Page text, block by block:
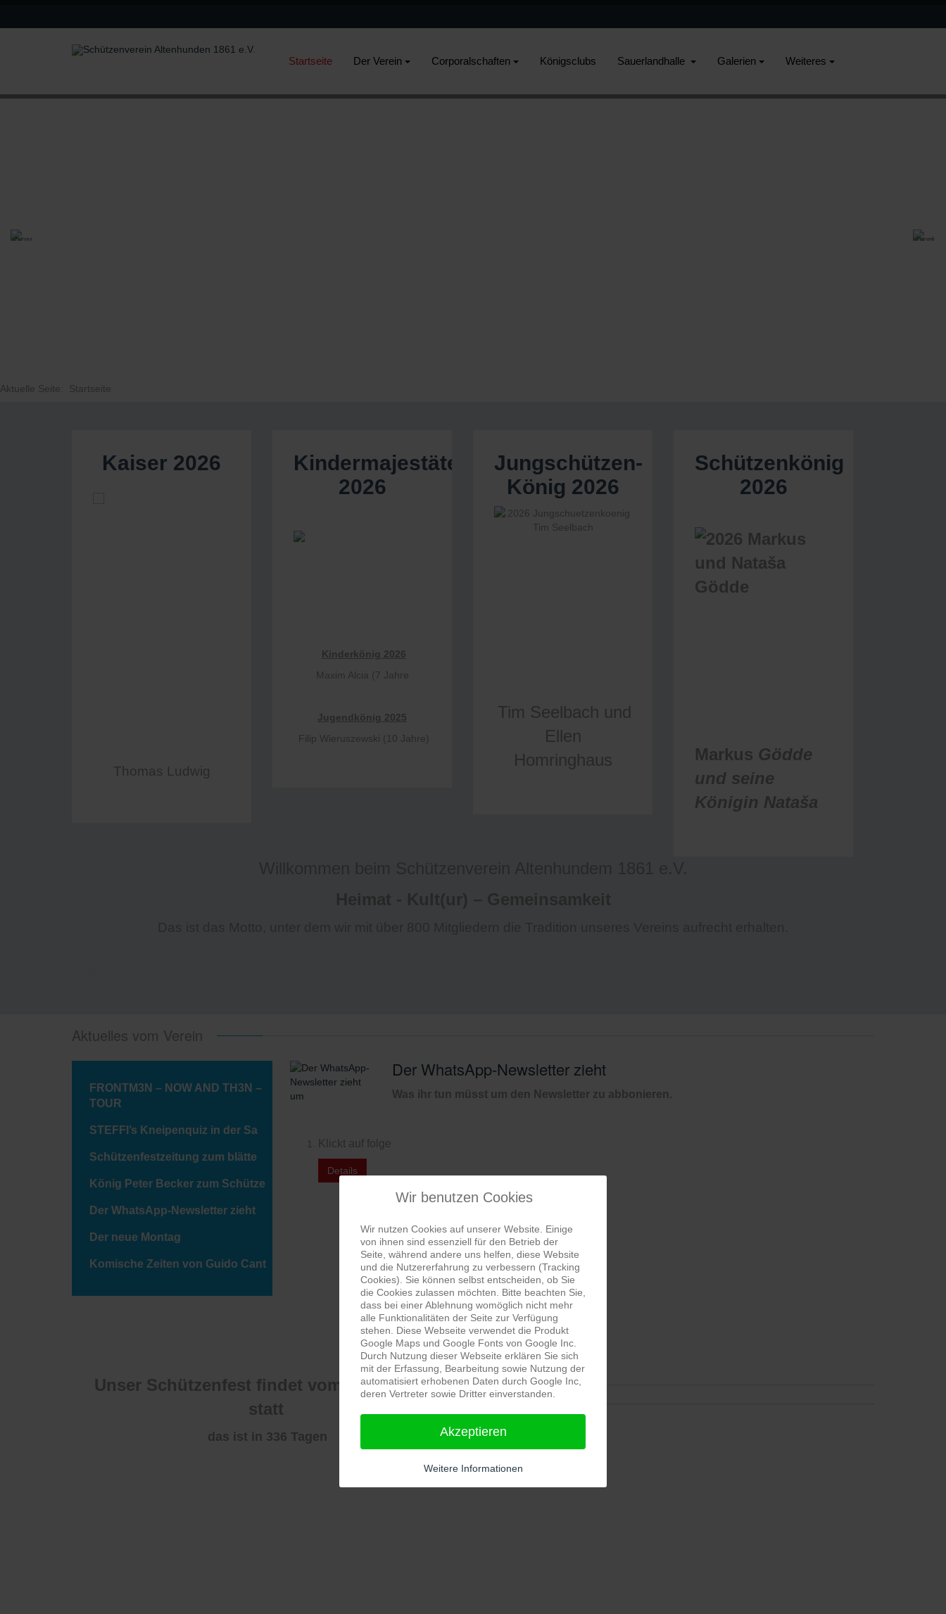
Startseite Der Verein Corporalschaften Königsclubs Sauerlandhalle Galerien Weiteres
Aktuelle Seite: Startseite
Kaiser 2026
Thomas Ludwig
Kindermajestäten
2026
Kinderkönig 2026
Maxim Alcia (7 Jahre
Jugendkönig 2025
Filip Wieruszewski (10 Jahre)
Jungschützen-
König 2026
Tim Seelbach und
Ellen
Homringhaus
Schützenkönig
2026
Markus Gödde
und seine
Königin Nataša
Aktuelles vom Verein
FRONTM3N – NOW AND TH3N –
TOUR
STEFFI’s Kneipenquiz in der Sa
Schützenfestzeitung zum blätte
König Peter Becker zum Schütze
Der WhatsApp-Newsletter zieht
Der neue Montag
Komische Zeiten von Guido Cant
Der neue Montag
Details
Unser Schützenfest findet vom 10. - 13. Juli
statt
das ist in 336 Tagen
Termine
Keine Termine
Wir benutzen Cookies
Wir nutzen Cookies auf unserer Website. Einige
von ihnen sind essenziell für den Betrieb der
Seite, während andere uns helfen, diese Website
und die Nutzererfahrung zu verbessern (Tracking
Cookies). Sie können selbst entscheiden, ob Sie
die Cookies zulassen möchten. Bitte beachten Sie,
dass bei einer Ablehnung womöglich nicht mehr
alle Funktionalitäten der Seite zur Verfügung
stehen. Diese Webseite verwendet die Produkt
Google Maps und Google Fonts von Google Inc.
Durch Nutzung dieser Webseite erklären Sie sich
mit der Erfassung, Bearbeitung sowie Nutzung der
automatisiert erhobenen Daten durch Google Inc,
deren Vertreter sowie Dritter einverstanden.
Akzeptieren
Weitere Informationen